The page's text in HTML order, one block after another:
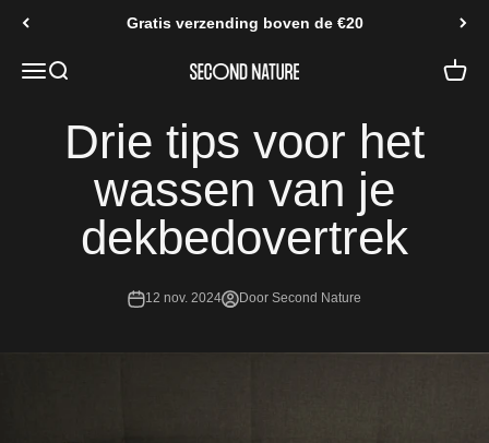
Gratis verzending boven de €20
Navigatiemenu openen
Zoeken openen Second Nature
Drie tips voor het
wassen van je
dekbedovertrek
12 nov. 2024 Door Second Nature